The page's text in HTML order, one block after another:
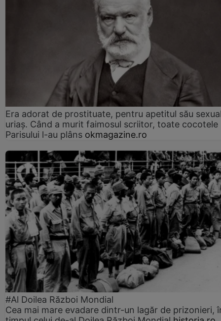
Era adorat de prostituate, pentru apetitul său
uriaș. Când a murit faimosul scriitor, toate cocotele
Parisului l-au plâns okmagazine.ro
#Al Doilea Război Mondial
Cea mai mare evadare dintr-un lagăr de prizonieri,